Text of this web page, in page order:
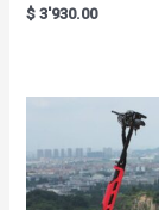
Rated
5.00
$ 3'930.00